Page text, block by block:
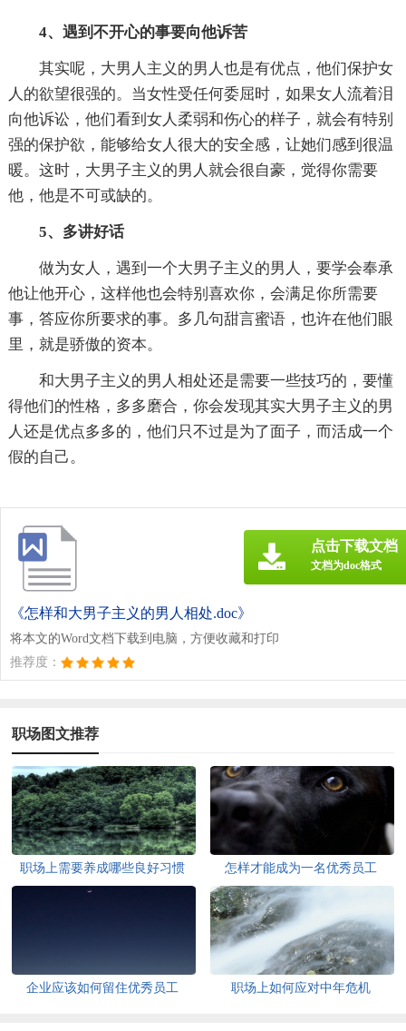
4、遇到不开心的事要向他诉苦
其实呢，大男人主义的男人也是有优点，他们保护女
人的欲望很强的。当女性受任何委屈时，如果女人流着泪
向他诉讼，他们看到女人柔弱和伤心的样子，就会有特别
强的保护欲，能够给女人很大的安全感，让她们感到很温
暖。这时，大男子主义的男人就会很自豪，觉得你需要
他，他是不可或缺的。
5、多讲好话
做为女人，遇到一个大男子主义的男人，要学会奉承
他让他开心，这样他也会特别喜欢你，会满足你所需要
事，答应你所要求的事。多几句甜言蜜语，也许在他们眼
里，就是骄傲的资本。
和大男子主义的男人相处还是需要一些技巧的，要懂
得他们的性格，多多磨合，你会发现其实大男子主义的男
人还是优点多多的，他们只不过是为了面子，而活成一个
假的自己。
《怎样和大男子主义的男人相处.doc》
将本文的Word文档下载到电脑，方便收藏和打印
推荐度：
点击下载文档
文档为doc格式
职场图文推荐
职场上需要养成哪些良好习惯 怎样才能成为一名优秀员工
企业应该如何留住优秀员工 职场上如何应对中年危机